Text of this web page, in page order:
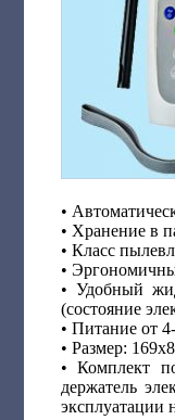
•
• Хранение в
• Класс
•
• Удобный
(состояние
• Питание от
• Размер:
•Комплект
держатель
эксплуатации